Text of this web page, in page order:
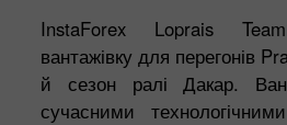
InstaForex Loprais
вантажівку для перегонів
й сезон ралі Дакар.
сучасними